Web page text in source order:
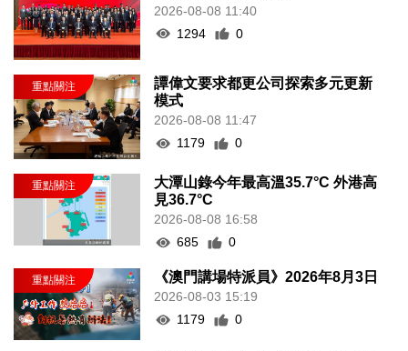
2026-08-08 11:40
1294
0
譚偉文要求都更公司探索多元更新
模式
2026-08-08 11:47
1179
0
大潭山錄今年最高溫35.7°C 外港高
見36.7°C
2026-08-08 16:58
685
0
《澳門講場特派員》2026年8月3日
2026-08-03 15:19
1179
0